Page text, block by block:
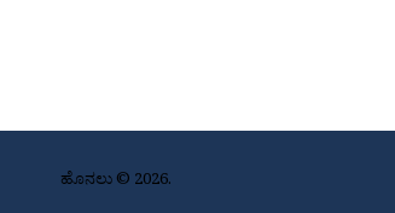
ಹೊನಲು © 2026.